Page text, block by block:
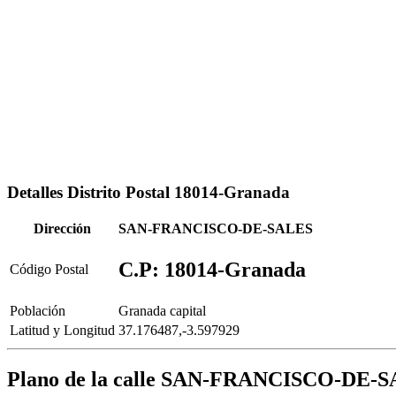
Detalles Distrito Postal 18014-Granada
Dirección SAN-FRANCISCO-DE-SALES
Código Postal C.P: 18014-Granada
Población
Granada capital
Latitud y Longitud 37.176487,-3.597929
Plano de la calle SAN-FRANCISCO-DE-